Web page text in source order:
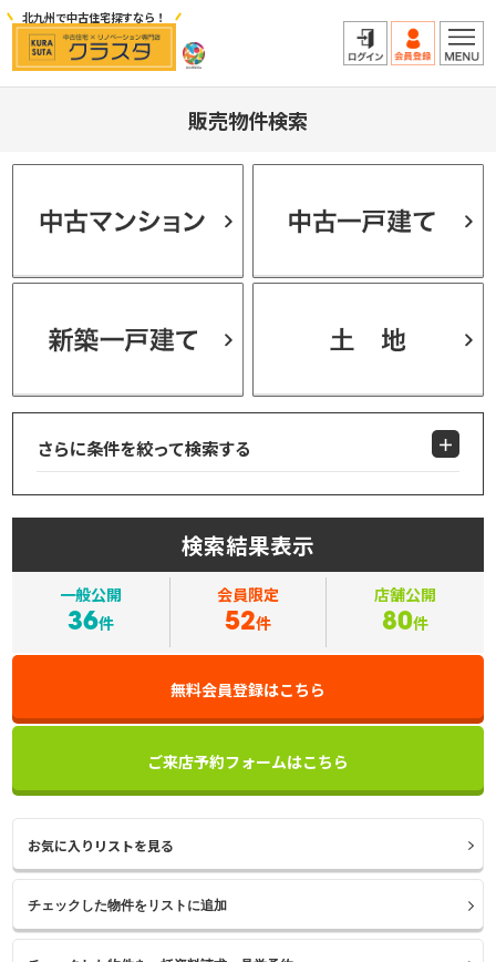
北九州で中古住宅探すなら！
販売物件検索
さらに条件を絞って検索する
検索結果表示
一般公開
36件
会員限定
52件
店舗公開
80件
無料会員登録はこちら
ご来店予約フォームはこちら
お気に入りリストを見る